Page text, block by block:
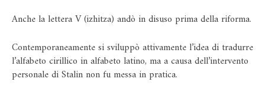
Anche la lettera V (izhitza) andò in disuso prima della riforma.
Contemporaneamente si sviluppò attivamente l’idea di tradurre
l’alfabeto cirillico in alfabeto latino, ma a causa dell’intervento
personale di Stalin non fu messa in pratica.